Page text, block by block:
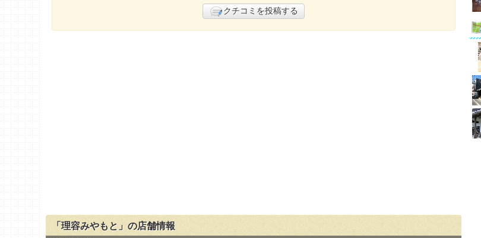
クチコミを投稿する
「理容みやもと」の店舗情報